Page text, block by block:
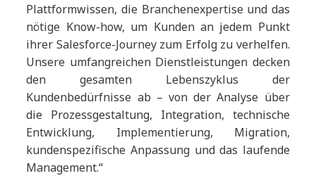
Plattformwissen, die Branchenexpertise und das
nötige Know-how, um Kunden an jedem Punkt
ihrer Salesforce-Journey zum Erfolg zu verhelfen.
Unsere umfangreichen Dienstleistungen decken
den gesamten Lebenszyklus der
Kundenbedürfnisse ab – von der Analyse über
die Prozessgestaltung, Integration, technische
Entwicklung, Implementierung, Migration,
kundenspezifische Anpassung und das laufende
Management.“